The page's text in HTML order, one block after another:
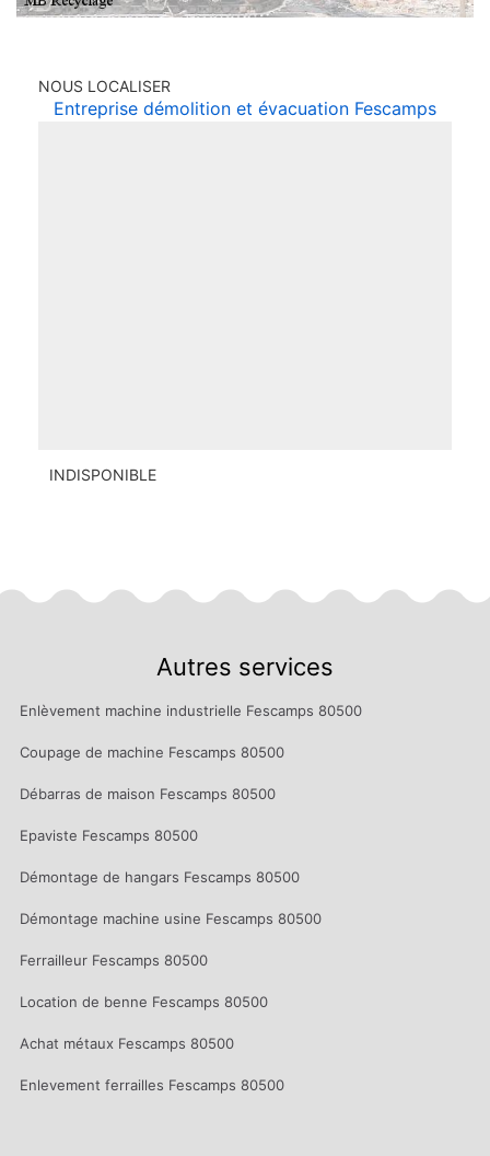
NOUS LOCALISER
Entreprise démolition et évacuation Fescamps
INDISPONIBLE
Autres services
Enlèvement machine industrielle Fescamps 80500
Coupage de machine Fescamps 80500
Débarras de maison Fescamps 80500
Epaviste Fescamps 80500
Démontage de hangars Fescamps 80500
Démontage machine usine Fescamps 80500
Ferrailleur Fescamps 80500
Location de benne Fescamps 80500
Achat métaux Fescamps 80500
Enlevement ferrailles Fescamps 80500